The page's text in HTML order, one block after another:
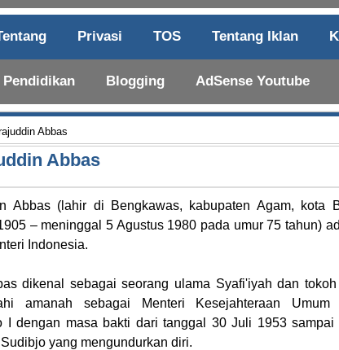
Privasi TOS Tentang Iklan
Pendidikan Blogging AdSense Youtube
Abbas
Abbas
Abbas (lahir di Bengkawas, kabupaten Agam, kota
– meninggal 5 Agustus 1980 pada umur 75 tahun)
Indonesia.
dikenal sebagai seorang ulama Syafi'iyah dan
amanah sebagai Menteri Kesejahteraan
I dengan masa bakti dari tanggal 30 Juli 1953 sampai
yang mengundurkan diri.